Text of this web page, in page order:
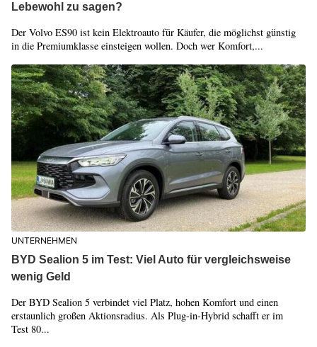
Lebewohl zu sagen?
Der Volvo ES90 ist kein Elektroauto für Käufer, die möglichst günstig
in die Premiumklasse einsteigen wollen. Doch wer Komfort,...
UNTERNEHMEN
BYD Sealion 5 im Test: Viel Auto für vergleichsweise
wenig Geld
Der BYD Sealion 5 verbindet viel Platz, hohen Komfort und einen
erstaunlich großen Aktionsradius. Als Plug-in-Hybrid schafft er im
Test 80...